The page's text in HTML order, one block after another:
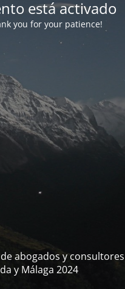
está activado
you for your patience!
abogados y consultores
y Málaga 2024